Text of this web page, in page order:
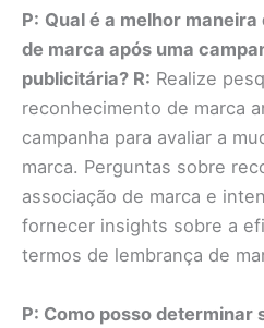
P: Qual é a melhor
de marca após uma
publicitária? R: Realize
reconhecimento de marca
campanha para avaliar a
marca. Perguntas sobre
associação de marca e
fornecer insights sobre a
termos de lembrança de
P: Como posso determinar